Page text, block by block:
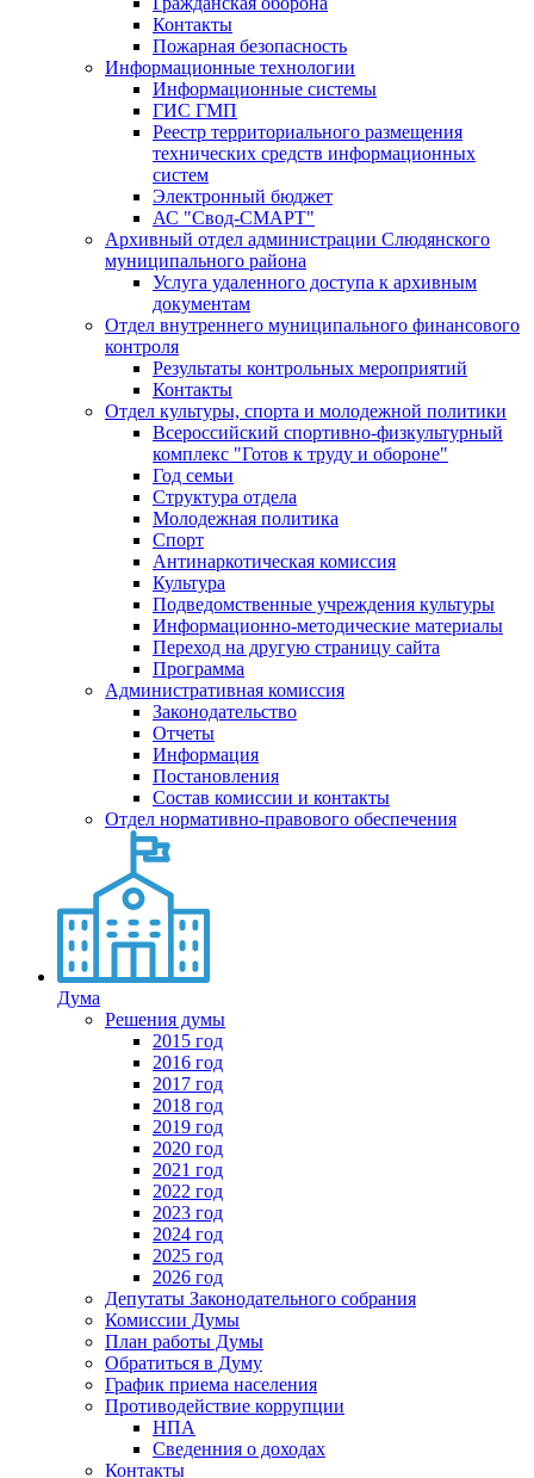
Контакты
Пожарная безопасность
Информационные технологии
Информационные системы
ГИС ГМП
Реестр территориального размещения
технических средств информационных
систем
Электронный бюджет
АС "Свод-СМАРТ"
Архивный отдел администрации Слюдянского
муниципального района
Услуга удаленного доступа к архивным
документам
Отдел внутреннего муниципального финансового
контроля
Результаты контрольных мероприятий
Контакты
Отдел культуры, спорта и молодежной политики
Всероссийский спортивно-физкультурный
комплекс "Готов к труду и обороне"
Год семьи
Структура отдела
Молодежная политика
Спорт
Антинаркотическая комиссия
Культура
Подведомственные учреждения культуры
Информационно-методические материалы
Переход на другую страницу сайта
Программа
Административная комиссия
Законодательство
Отчеты
Информация
Постановления
Состав комиссии и контакты
Отдел нормативно-правового обеспечения
Дума
Решения думы
2015 год
2016 год
2017 год
2018 год
2019 год
2020 год
2021 год
2022 год
2023 год
2024 год
2025 год
2026 год
Депутаты Законодательного собрания
Комиссии Думы
План работы Думы
Обратиться в Думу
График приема населения
Противодействие коррупции
НПА
Сведенния о доходах
Контакты